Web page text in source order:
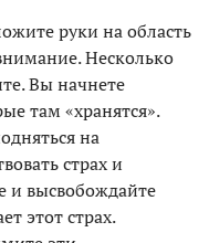
руки на область
Несколько
Вы начнете
там «хранятся».
на
страх и
и высвобождайте
этот страх.